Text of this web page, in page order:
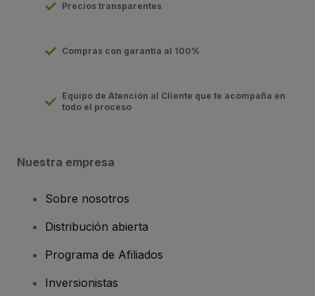
Precios transparentes
Compras con garantía al 100%
Equipo de Atención al Cliente que te acompaña en
todo el proceso
Nuestra empresa
Sobre nosotros
Distribución abierta
Programa de Afiliados
Inversionistas